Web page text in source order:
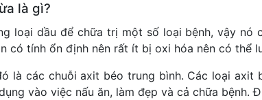
là gì?
loại dầu để chữa trị một số loại bệnh, vậy nó
có tính ổn định nên rất ít bị oxi hóa nên có thể
là các chuỗi axit béo trung bình. Các loại
vào việc nấu ăn, làm đẹp và cả chữa bệnh.